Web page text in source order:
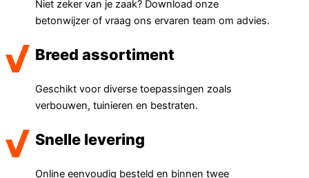
Niet zeker van je zaak? Download onze
betonwijzer of vraag ons ervaren team om advies.
Breed assortiment
Geschikt voor diverse toepassingen zoals
verbouwen, tuinieren en bestraten.
Snelle levering
Online eenvoudig besteld en binnen twee